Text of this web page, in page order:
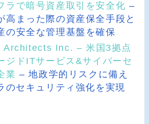
ラで暗号資産取引を安全化 –
高まった際の資産保全手段と
の安全な管理基盤を確保
Architects Inc. – 米国3拠点
ジドITサービス&サイバーセ
業 – 地政学的リスクに備え
のセキュリティ強化を実現